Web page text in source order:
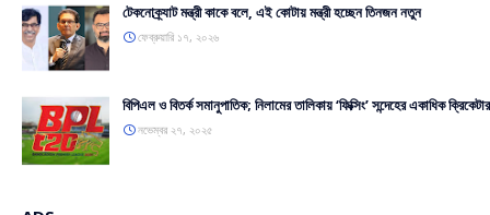
টেকনোক্র্যাট মন্ত্রী কাকে বলে, এই কোটায় মন্ত্রী হচ্ছেন তিনজন নতুন
ফেব্রুয়ারি ১৭, ২০২৬
বিপিএল ও বিতর্ক সমানুপাতিক; নিলামের তালিকায় ‘ফিক্সিং’ সন্দেহের একাধিক
নভেম্বর ২৭, ২০২৫